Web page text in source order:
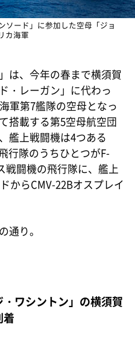
ソード」に参加した空母「ジョ
カ海軍
は、今年の春まで横須賀
・レーガン」に代わっ
軍第7艦隊の空母となっ
搭載する第5空母航空団
艦上戦闘機は4つある
行隊のうちひとつがF-
闘機の飛行隊に、艦上
からCMV-22Bオスプレイ
通り。
ワシントン」の横須賀
着